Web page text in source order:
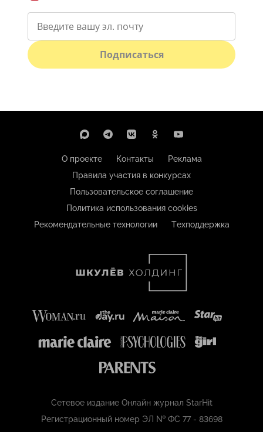
Подписаться
О проекте Контакты
Реклама
Правила участия в конкурсах
Пользовательское соглашение
Политика использования cookies
Рекомендательные технологии
Техподдержка
Сетевое издание Онлайн журнал StarHit
Регистрационный номер ЭЛ № ФС 77 - 83698